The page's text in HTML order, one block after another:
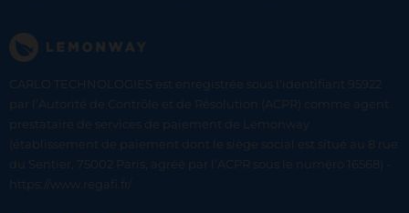
CARLO TECHNOLOGIES est enregistrée sous l'identifiant 95922
par l’Autorité de Contrôle et de Résolution (ACPR) comme agent
prestataire de services de paiement de Lemonway
(établissement de paiement dont le siège social est situé au 8 rue
du Sentier, 75002 Paris, agréé par l’ACPR sous le numéro 16568) -
https://www.regafi.fr/